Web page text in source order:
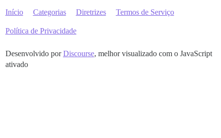
Início Categorias Diretrizes Termos de Serviço
Política de Privacidade
Desenvolvido porDiscourse, melhor visualizado com o JavaScript
ativado